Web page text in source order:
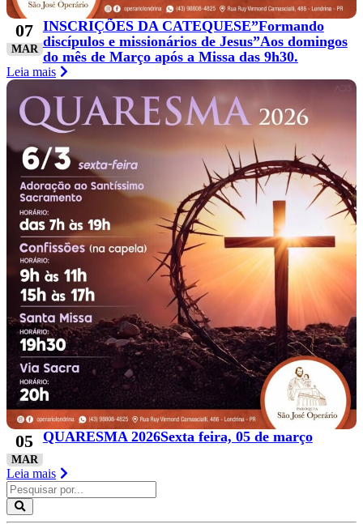
07
MAR
INSCRIÇÕES DA CATEQUESE”Formando
discípulos e missionários de Jesus”Aos domingos
do mês de Março após a Missa das 9h30.
Leia mais
05
MAR
QUARESMA 2026Sexta feira, 05 de março
Leia mais